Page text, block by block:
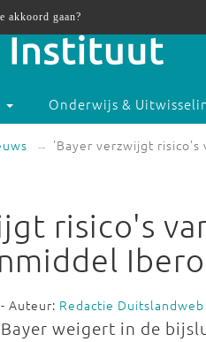
Onderwijs &
'Bayer verzwijgt risico's
risico's
Auteur: Redactie Duitslandweb
weigert in de
akkoord gaan?